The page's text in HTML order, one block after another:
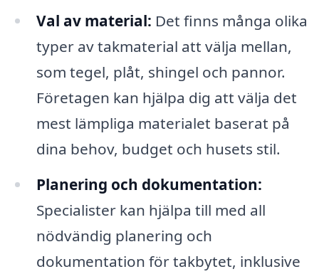
Val av material: Det finns många olika
typer av takmaterial att välja mellan,
som tegel, plåt, shingel och pannor.
Företagen kan hjälpa dig att välja det
mest lämpliga materialet baserat på
dina behov, budget och husets stil.
Planering och dokumentation:
Specialister kan hjälpa till med all
nödvändig planering och
dokumentation för takbytet, inklusive